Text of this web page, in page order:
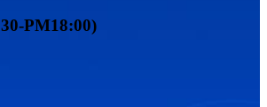
PM18:00)